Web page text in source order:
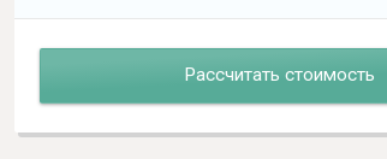
Рассчитать стоимость